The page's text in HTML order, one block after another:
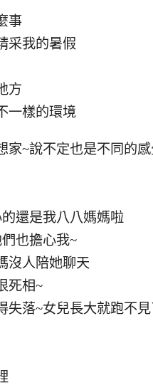
事
采我的暑假
方
一樣的環境
家~說不定也是不同的
還是我八八媽媽啦
也擔心我~
沒人陪她聊天
死相~
失落~女兒長大就跑不